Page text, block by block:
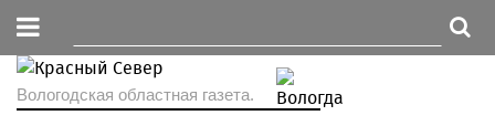
Вологодская областная газета.